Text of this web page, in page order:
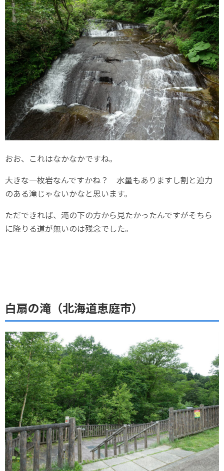
おお、これはなかなかですね。
大きな一枚岩なんですかね？ 水量もありますし割と迫力
のある滝じゃないかなと思います。
ただできれば、滝の下の方から見たかったんですがそちら
に降りる道が無いのは残念でした。
白扇の滝（北海道恵庭市）